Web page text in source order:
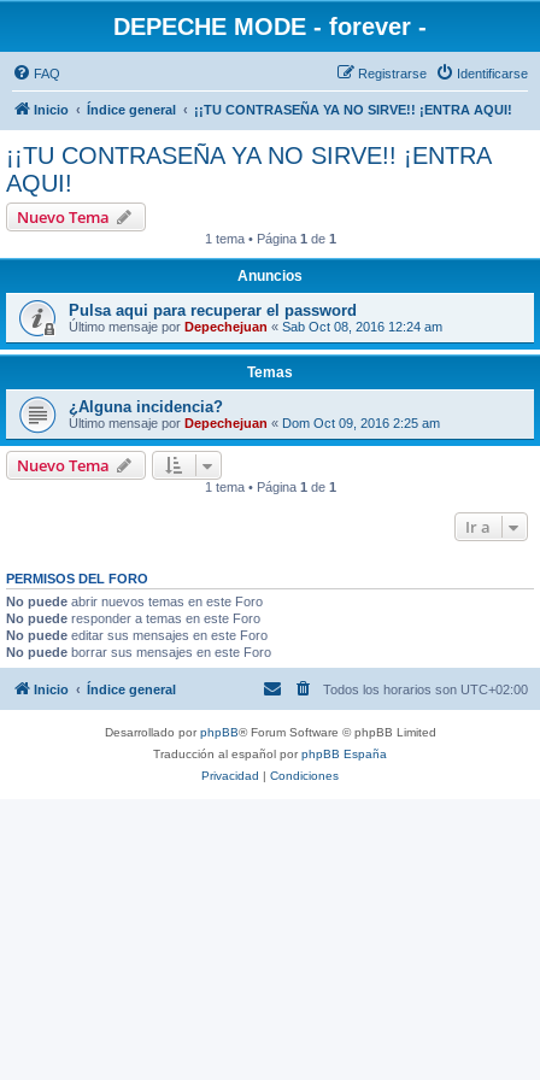
DEPECHE MODE - forever -
FAQ Identificarse
Registrarse
Inicio Índice general ¡¡TU CONTRASEÑA YA NO SIRVE!! ¡ENTRA AQUI!
¡¡TU CONTRASEÑA YA NO SIRVE!! ¡ENTRA
AQUI!
Nuevo Tema
1 tema • Página 1 de 1
Anuncios
Pulsa aqui para recuperar el password
Último mensaje por Depechejuan « Sab Oct 08, 2016 12:24 am
Temas
¿Alguna incidencia?
Último mensaje por Depechejuan « Dom Oct 09, 2016 2:25 am
Nuevo Tema
1 tema • Página 1 de 1
Ir a
PERMISOS DEL FORO
No puede abrir nuevos temas en este Foro
No puede responder a temas en este Foro
No puede editar sus mensajes en este Foro
No puede borrar sus mensajes en este Foro
Inicio Índice general Todos los horarios son UTC+02:00
Desarrollado porphpBB® Forum Software © phpBB Limited
Traducción al español porphpBB España
Privacidad | Condiciones